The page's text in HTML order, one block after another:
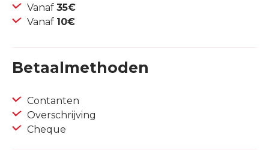
Vanaf 35€
Vanaf 10€
Betaalmethoden
Contanten
Overschrijving
Cheque